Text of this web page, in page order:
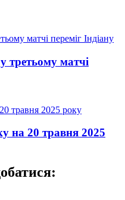
матчі
на 20 травня 2025